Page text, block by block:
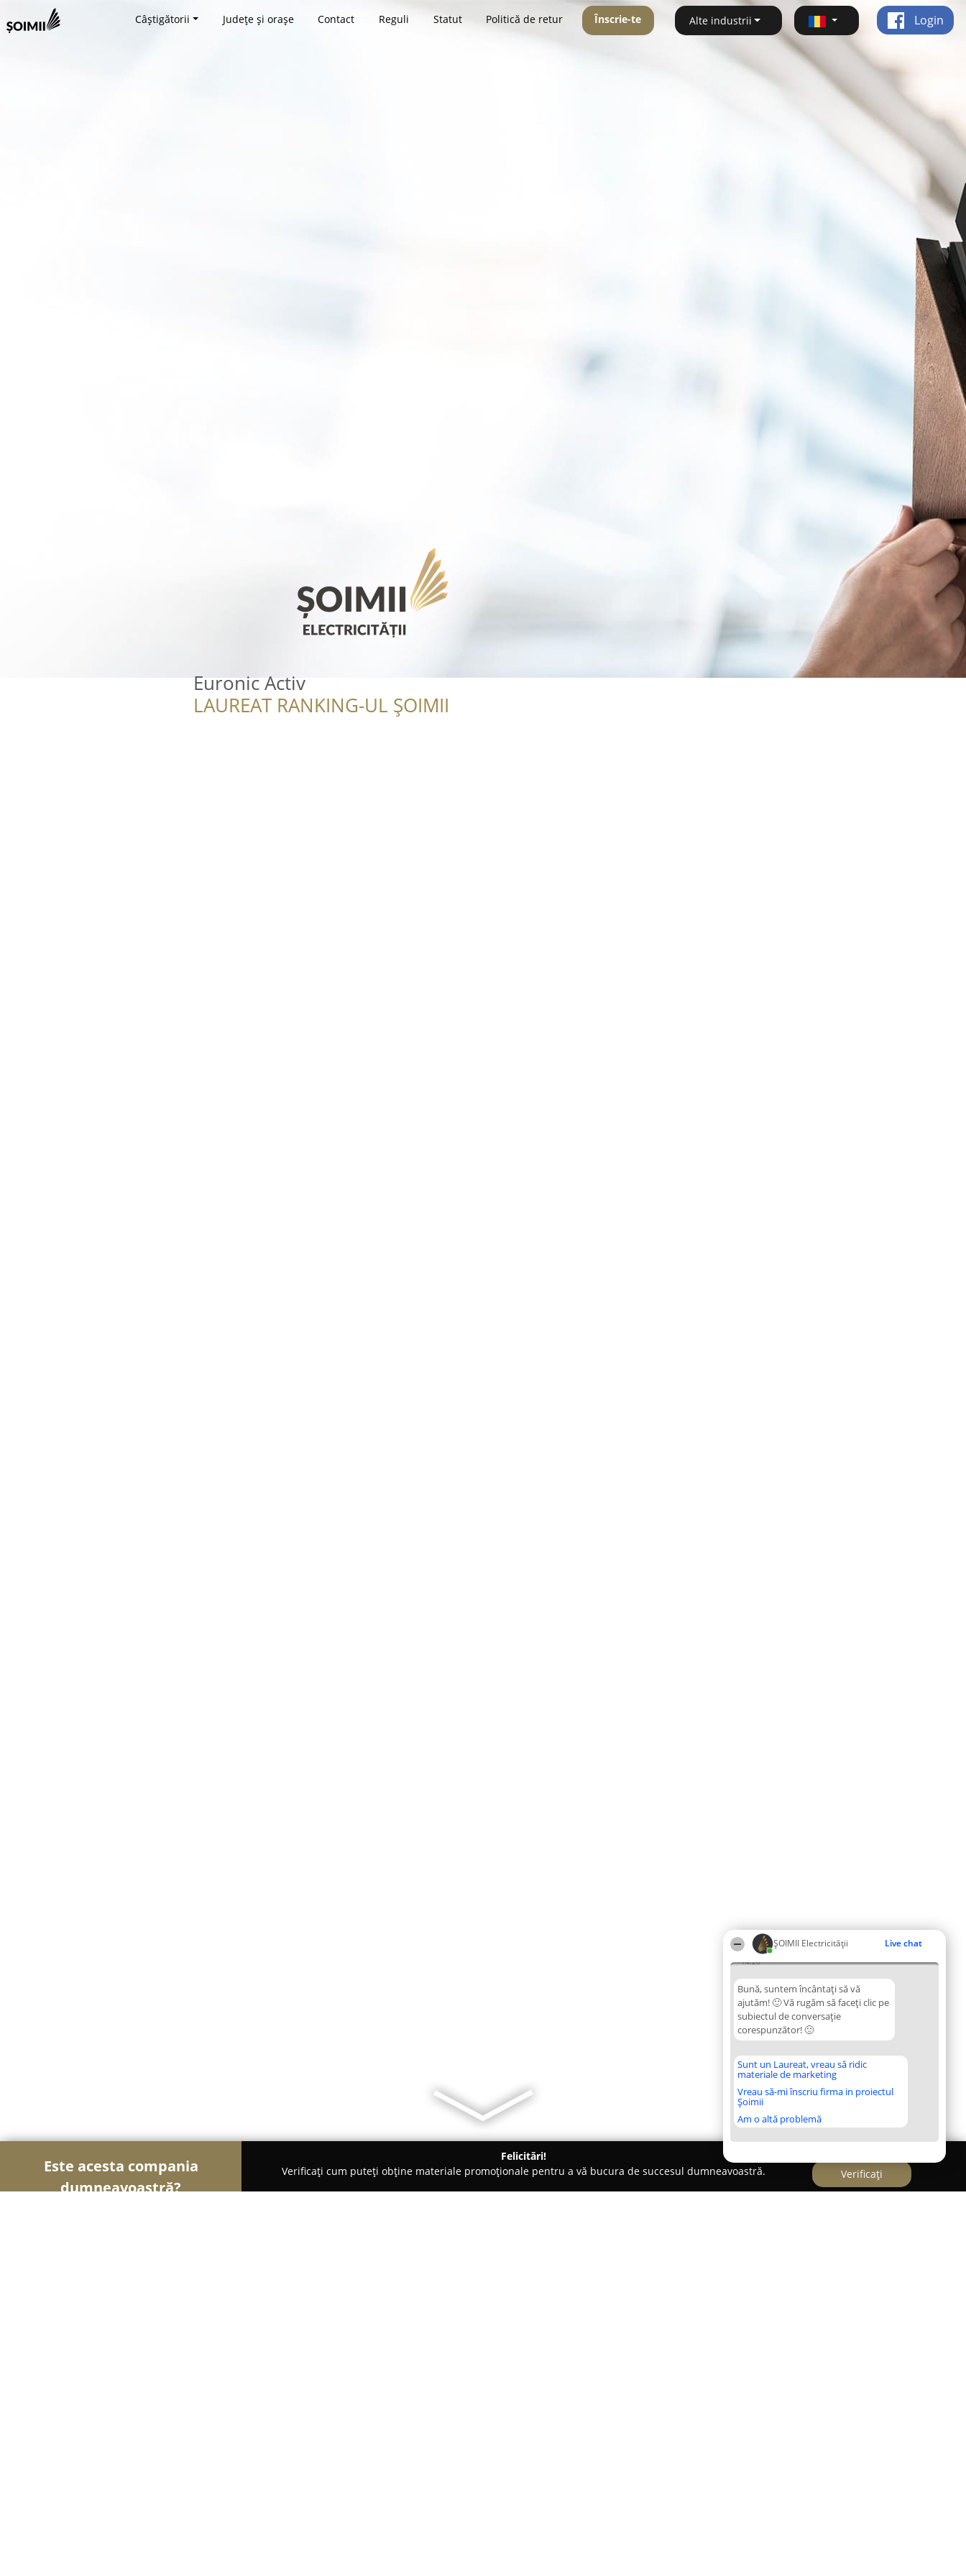
ȘOIMII Electricității Live chat
14:26
Bună, suntem încântați să vă
ajutăm! 🙂 Vă rugăm să faceți clic pe
subiectul de conversație
corespunzător! 🙂
Sunt un Laureat, vreau să ridic
materiale de marketing
Vreau să-mi înscriu firma in proiectul
Șoimii
Am o altă problemă
Câștigătorii Județe și orașe Contact Reguli Statut Politică de retur Înscrie-te Alte industrii Login
Euronic Activ
LAUREAT RANKING-UL ȘOIMII
Este acesta compania
dumneavoastră?
Felicitări!
Verificați cum puteți obține materiale promoționale pentru a vă bucura de succesul dumneavoastră.
Verificați